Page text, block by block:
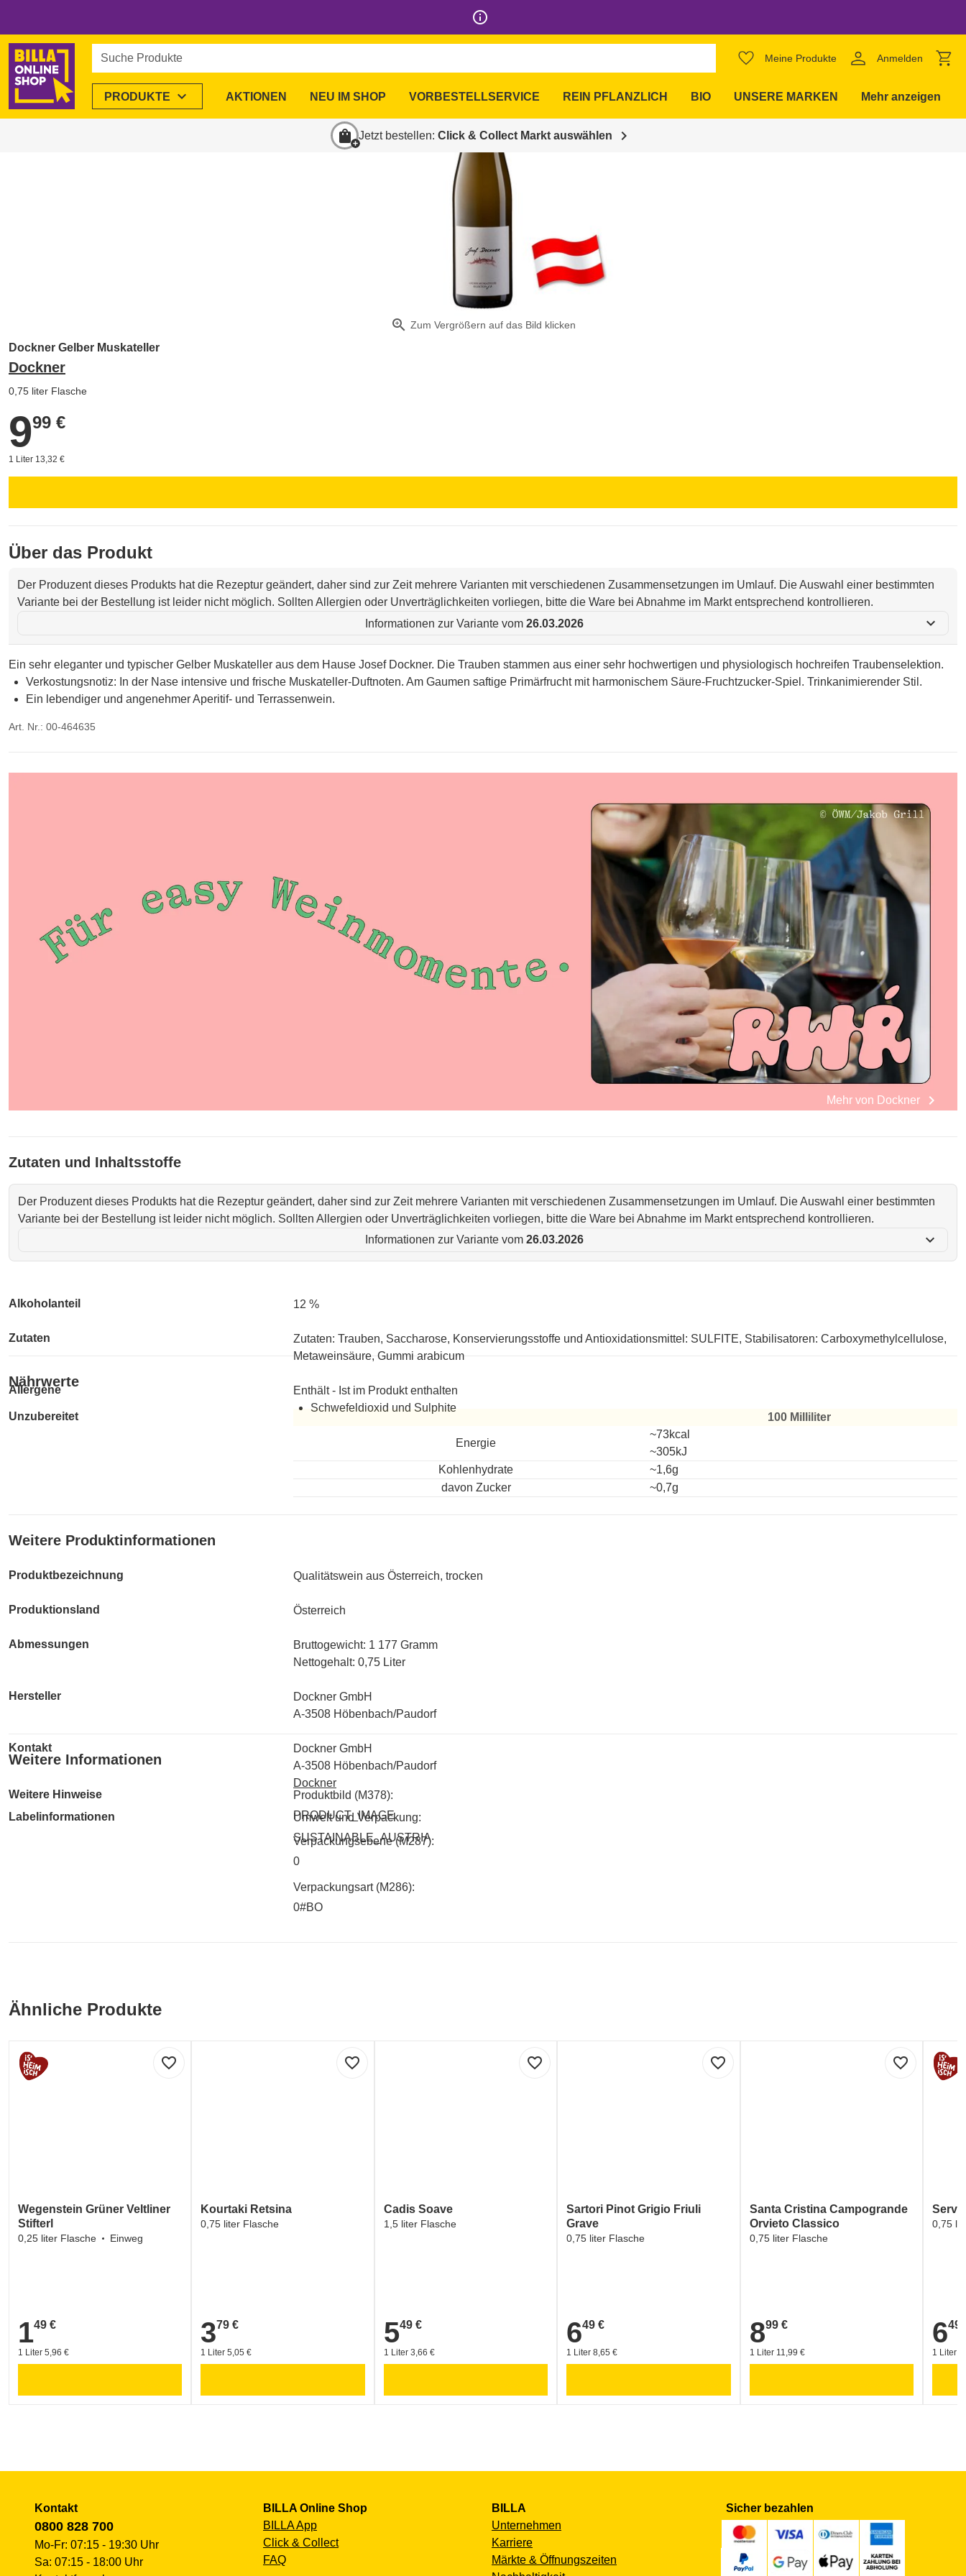
info_outline
Suche Produkte
Meine Produkte Anmelden
PRODUKTE expand_more AKTIONEN NEU IM SHOP VORBESTELLSERVICE REIN PFLANZLICH BIO UNSERE MARKEN Mehr anzeigen
shopping_bag Jetzt bestellen: Click & Collect Markt auswählen chevron_right
favorite_border
zoom_in Zum Vergrößern auf das Bild klicken
Dockner Gelber Muskateller
Dockner
0,75 liter Flasche
9,99 €
999 €
1 Liter 13,32 €
Über das Produkt
Der Produzent dieses Produkts hat die Rezeptur geändert, daher sind zur Zeit mehrere Varianten mit verschiedenen Zusammensetzungen im Umlauf. Die Auswahl einer bestimmten
Variante bei der Bestellung ist leider nicht möglich. Sollten Allergien oder Unverträglichkeiten vorliegen, bitte die Ware bei Abnahme im Markt entsprechend kontrollieren.
Informationen zur Variante vom 26.03.2026 expand_more
Ein sehr eleganter und typischer Gelber Muskateller aus dem Hause Josef Dockner. Die Trauben stammen aus einer sehr hochwertigen und physiologisch hochreifen Traubenselektion.
Verkostungsnotiz: In der Nase intensive und frische Muskateller-Duftnoten. Am Gaumen saftige Primärfrucht mit harmonischem Säure-Fruchtzucker-Spiel. Trinkanimierender Stil.
Ein lebendiger und angenehmer Aperitif- und Terrassenwein.
Art. Nr.: 00-464635
Mehr von Dockner chevron_right
Zutaten und Inhaltsstoffe
Der Produzent dieses Produkts hat die Rezeptur geändert, daher sind zur Zeit mehrere Varianten mit verschiedenen Zusammensetzungen im Umlauf. Die Auswahl einer bestimmten
Variante bei der Bestellung ist leider nicht möglich. Sollten Allergien oder Unverträglichkeiten vorliegen, bitte die Ware bei Abnahme im Markt entsprechend kontrollieren.
Informationen zur Variante vom 26.03.2026 expand_more
Alkoholanteil 12 %
Zutaten
Zutaten: Trauben, Saccharose, Konservierungsstoffe und Antioxidationsmittel: SULFITE, Stabilisatoren: Carboxymethylcellulose,
Metaweinsäure, Gummi arabicum
Allergene
Enthält - Ist im Produkt enthalten
Schwefeldioxid und Sulphite
Nährwerte
Unzubereitet
100 Milliliter
Energie
~73kcal
~305kJ
Kohlenhydrate
~1,6g
davon Zucker
~0,7g
Weitere Produktinformationen
Produktbezeichnung Qualitätswein aus Österreich, trocken
Produktionsland Österreich
Abmessungen
Bruttogewicht: 1 177 Gramm
Nettogehalt: 0,75 Liter
Hersteller
Dockner GmbH
A-3508 Höbenbach/Paudorf
Kontakt
Dockner GmbH
A-3508 Höbenbach/Paudorf
Dockner
Labelinformationen
Umwelt und Verpackung:
SUSTAINABLE_AUSTRIA
Weitere Informationen
Weitere Hinweise
Produktbild (M378):
PRODUCT_IMAGE
Verpackungsebene (M287):
0
Verpackungsart (M286):
0#BO
Ähnliche Produkte
favorite_border
Wegenstein Grüner Veltliner
Stifterl
0,25 liter Flasche Einweg
1,49 €
149 €
1 Liter 5,96 €
favorite_border
Kourtaki Retsina
0,75 liter Flasche
3,79 €
379 €
1 Liter 5,05 €
favorite_border
Cadis Soave
1,5 liter Flasche
5,49 €
549 €
1 Liter 3,66 €
favorite_border
Sartori Pinot Grigio Friuli
Grave
0,75 liter Flasche
6,49 €
649 €
1 Liter 8,65 €
favorite_border
Santa Cristina Campogrande
Orvieto Classico
0,75 liter Flasche
8,99 €
899 €
1 Liter 11,99 €
0,75
6,49 €
649
1 Liter
Kontakt
0800 828 700
Mo-Fr: 07:15 - 19:30 Uhr
Sa: 07:15 - 18:00 Uhr
BILLA Online Shop
BILLA App
Click & Collect
FAQ
BILLA
Unternehmen
Karriere
Märkte & Öffnungszeiten
Sicher bezahlen